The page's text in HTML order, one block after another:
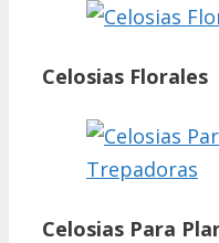
Celosias Florales
Celosias Para